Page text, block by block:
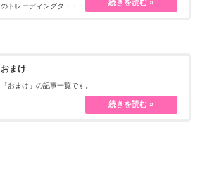
のトレーディングタ・・・続きを読む
おまけ
「おまけ」の記事一覧です。